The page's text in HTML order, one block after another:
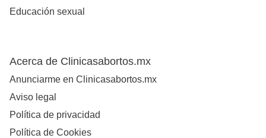
Educación sexual
Acerca de Clinicasabortos.mx
Anunciarme en Clinicasabortos.mx
Aviso legal
Política de privacidad
Política de Cookies